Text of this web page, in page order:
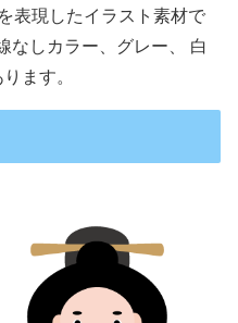
表現したイラスト素材で
なしカラー、グレー、 白
ます。